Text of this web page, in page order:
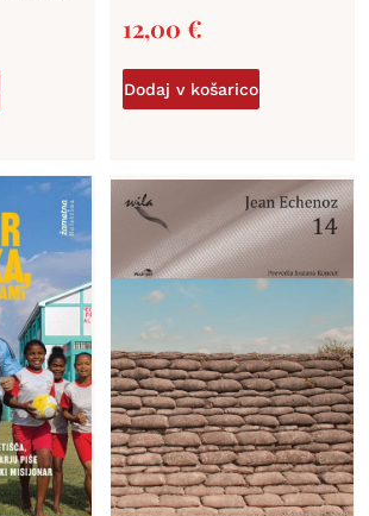
12,00 €
Dodaj v košarico